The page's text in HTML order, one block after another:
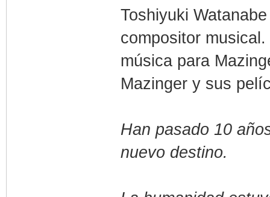
Toshiyuki
compositor
música para
Mazinger y sus
Han pasado 10
nuevo destino.